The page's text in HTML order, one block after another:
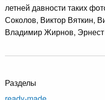
летней давности таких
Соколов, Виктор Вяткин,
Владимир Жирнов,
Разделы